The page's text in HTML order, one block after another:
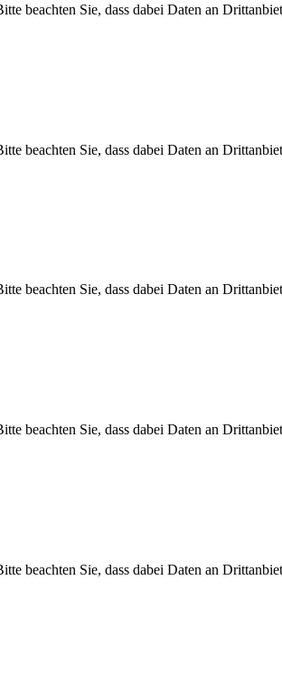
beachten Sie, dass dabei Daten an
beachten Sie, dass dabei Daten an
beachten Sie, dass dabei Daten an
beachten Sie, dass dabei Daten an
beachten Sie, dass dabei Daten an